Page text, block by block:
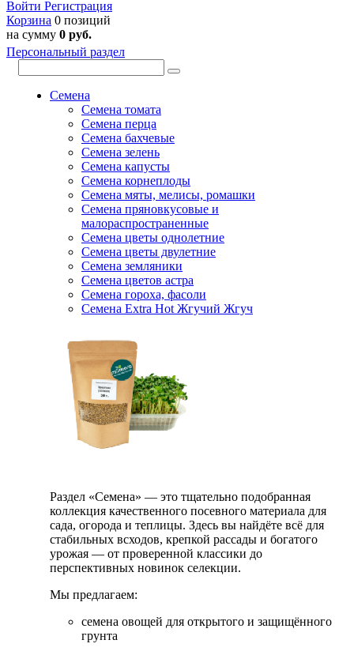
Войти Регистрация
Корзина 0 позиций
на сумму 0 руб.
Персональный раздел
Семена
Семена томата
Семена перца
Семена бахчевые
Семена зелень
Семена капусты
Семена корнеплоды
Семена мяты, мелисы, ромашки
Семена пряновкусовые и
малораспространенные
Семена цветы однолетние
Семена цветы двулетние
Семена земляники
Семена цветов астра
Семена гороха, фасоли
Семена Extra Hot Жгучий Жгуч
Раздел «Семена» — это тщательно подобранная
коллекция качественного посевного материала для
сада, огорода и теплицы. Здесь вы найдёте всё для
стабильных всходов, крепкой рассады и богатого
урожая — от проверенной классики до
перспективных новинок селекции.
Мы предлагаем:
семена овощей для открытого и защищённого
грунта